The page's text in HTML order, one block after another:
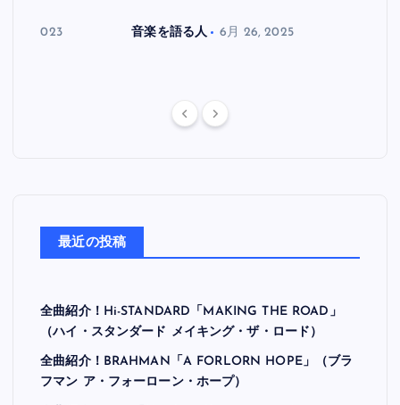
30, 2023 音楽を語る人 6月 26, 2025
最近の投稿
全曲紹介！Hi-STANDARD「MAKING THE ROAD」
（ハイ・スタンダード メイキング・ザ・ロード）
全曲紹介！BRAHMAN「A FORLORN HOPE」（ブラ
フマン ア・フォーローン・ホープ）